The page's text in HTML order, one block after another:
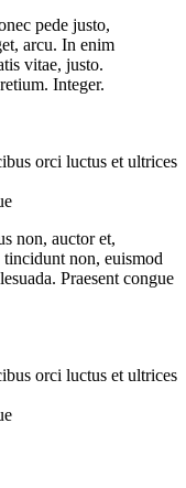
pede justo,
arcu. In enim
vitae, justo.
Integer.
orci luctus et ultrices
non, auctor et,
non, euismod
Praesent congue
orci luctus et ultrices